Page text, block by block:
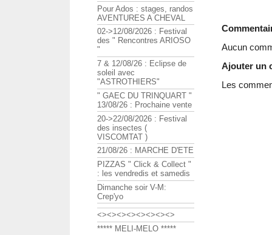
Aucun
Ajouter un
Les
Pour Ados : stages, randos
AVENTURES A CHEVAL
02->12/08/2026 : Festival
des " Rencontres ARIOSO
"
7 & 12/08/26 : Eclipse de
soleil avec
"ASTROTHIERS"
" GAEC DU TRINQUART "
13/08/26 : Prochaine vente
20->22/08/2026 : Festival
des insectes (
VISCOMTAT )
21/08/26 : MARCHE D'ETE
PIZZAS " Click & Collect "
: les vendredis et samedis
Dimanche soir V-M:
Crep'yo
<><><><><><><><>
***** MELI-MELO *****